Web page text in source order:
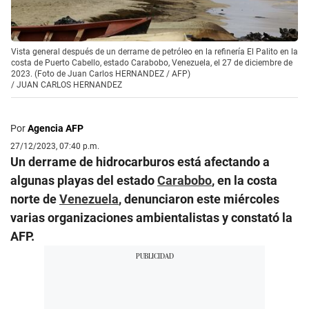
Vista general después de un derrame de petróleo en la refinería El Palito en la
costa de Puerto Cabello, estado Carabobo, Venezuela, el 27 de diciembre de
2023. (Foto de Juan Carlos HERNANDEZ / AFP)
/ JUAN CARLOS HERNANDEZ
PorAgencia AFP
27/12/2023, 07:40 p.m.
Un derrame de hidrocarburos está afectando a
algunas playas del estadoCarabobo, en la costa
norte deVenezuela, denunciaron este miércoles
varias organizaciones ambientalistas y constató la
AFP.